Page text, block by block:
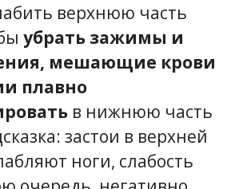
верхнюю часть
убрать зажимы и
мешающие крови
плавно
в нижнюю часть
застои в верхней
ноги, слабость